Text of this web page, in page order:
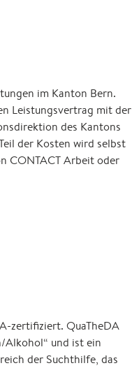
im Kanton Bern.
Leistungsvertrag mit der
des Kantons
der Kosten wird selbst
CONTACT Arbeit oder
zertifiziert. QuaTheDA
Alkohol“ und ist ein
der Suchthilfe, das